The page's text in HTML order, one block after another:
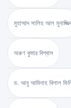
মুহাম্মাদ সালিহ আল
অরুণ কুমার বিশ্বাস
ড. আবু আমিনাহ বিলাল